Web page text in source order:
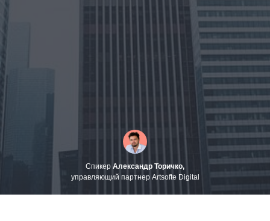
Спикер Александр Торичко,
управляющий партнер Artsofte Digital